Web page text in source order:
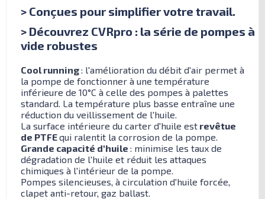
> Conçues pour simplifier votre travail.
> Découvrez CVRpro : la série de pompes à
vide robustes
Cool running: l'amélioration du débit d'air permet à
la pompe de fonctionner à une température
inférieure de 10°C à celle des pompes à palettes
standard. La température plus basse entraîne une
réduction du veillissement de l'huile.
La surface intérieure du carter d'huile est revêtue
de PTFEqui ralentit la corrosion de la pompe.
Grande capacité d'huile : minimise les taux de
dégradation de l'huile et réduit les attaques
chimiques à l'intérieur de la pompe.
Pompes silencieuses, à circulation d'huile forcée,
clapet anti-retour, gaz ballast.